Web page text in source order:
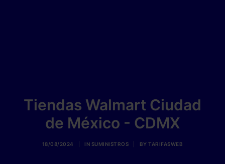
Tiendas Walmart Ciudad
de México - CDMX
18/08/2024 IN SUMINISTROS BYTARIFASWEB